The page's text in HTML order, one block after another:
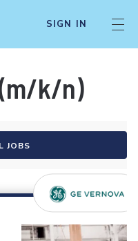
SIGN IN
k/n)
JOBS